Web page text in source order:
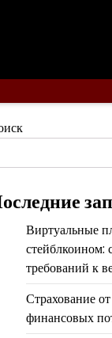
Виртуальные
стейблкоином:
требований к
Страхование
финансовых